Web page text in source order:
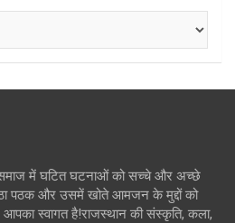
समाज में घटित घटनाओं को सच्चे और अच्छे
पठक और उसमें खोते आमजन के मुद्दों को
स्वागत है!राजस्थान की संस्कृति, कला,